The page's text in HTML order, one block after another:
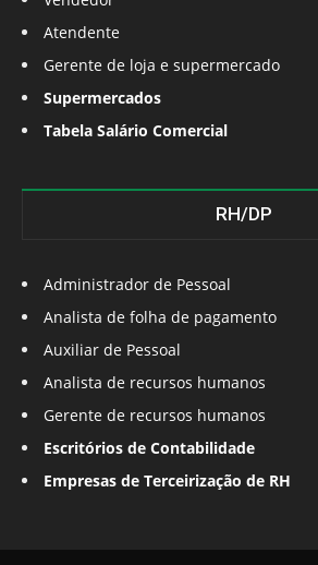
Atendente
Gerente de loja e supermercado
Supermercados
Tabela Salário Comercial
RH/DP
Administrador de Pessoal
Analista de folha de pagamento
Auxiliar de Pessoal
Analista de recursos humanos
Gerente de recursos humanos
Escritórios de Contabilidade
Empresas de Terceirização de RH